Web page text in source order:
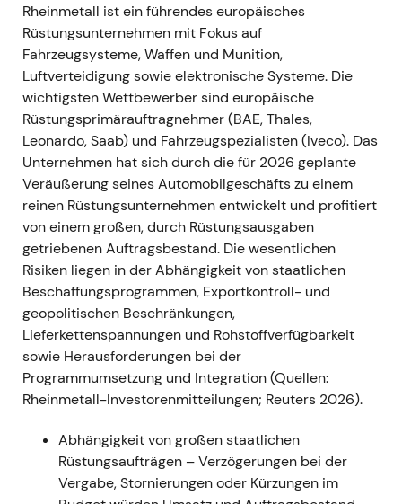
Wiederbewaffnung umgedeutet — mit der
Erwartung großer, mehrjähriger Aufträge
Charttechnisch: Ausbruch und starke Rallye ab
Februar/März 2022, als der Markt anhaltend hohe
Auftragsvolumina einzupreisen begann[39],
2022 — Rekordergebnisse und beschleunigtes
Auftragseingang- Die Jahreszahlen spiegelten ein
starkes Jahr wider: deutlich gestiegener Umsatz
und Gewinn, ein rasch wachsender
Auftragsbestand — getrieben durch staatliche
Bestandsauffüllungen nach dem Beginn des Krieges
[40],[36]. - Die Wahrnehmung festigte sich zu
einem „Must-own"-Wachstumsthema: Rheinmetall
galt als europäisches Zentrum für Munition und
Landsysteme, mit der Erwartung nachhaltiger
Umsatz- und Margensteigerungen
Charttechnisch: anhaltender Aufwärtstrend und
Momentum-Rallye durch das gesamte Jahr 2022,
und zahlreichen Analystenheraufstufungen
2023 — Rahmenverträge, Abrufe und Pläne zur
Rheinmetall ist ein führendes europäisches
Rüstungsunternehmen mit Fokus auf
Fahrzeugsysteme, Waffen und Munition,
Luftverteidigung sowie elektronische Systeme. Die
wichtigsten Wettbewerber sind europäische
Rüstungsprimärauftragnehmer (BAE, Thales,
Leonardo, Saab) und Fahrzeugspezialisten (Iveco). Das
Unternehmen hat sich durch die für 2026 geplante
Veräußerung seines Automobilgeschäfts zu einem
reinen Rüstungsunternehmen entwickelt und profitiert
von einem großen, durch Rüstungsausgaben
getriebenen Auftragsbestand. Die wesentlichen
Risiken liegen in der Abhängigkeit von staatlichen
Beschaffungsprogrammen, Exportkontroll- und
geopolitischen Beschränkungen,
Lieferkettenspannungen und Rohstoffverfügbarkeit
sowie Herausforderungen bei der
Programmumsetzung und Integration (Quellen:
Rheinmetall-Investorenmitteilungen; Reuters 2026).
Abhängigkeit von großen staatlichen
Rüstungsaufträgen – Verzögerungen bei der
Vergabe, Stornierungen oder Kürzungen im